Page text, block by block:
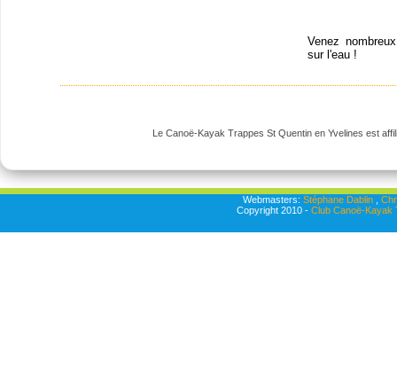
Venez
sur l'eau !
Le Canoë-Kayak Trappes St Quentin en Yvelines est
Webmasters: Stéphane Dablin,
Copyright 2010 - Club Canoë-Kayak